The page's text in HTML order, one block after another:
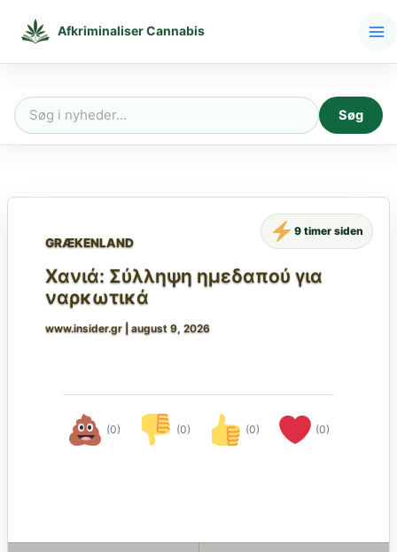
Afkriminaliser Cannabis
Søg
Søg
GRÆKENLAND
Χανιά: Σύλληψη ημεδαπού για
ναρκωτικά
www.insider.gr august 9, 2026
(0) (0) (0) (0)
9 timer siden